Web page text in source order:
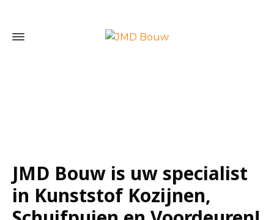
JMD Bouw is uw specialist
in Kunststof Kozijnen,